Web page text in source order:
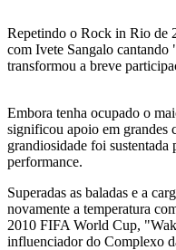
Repetindo o Rock in Rio de
com Ivete Sangalo
transformou a breve
Embora tenha ocupado o
significou apoio em grandes
grandiosidade foi sustentada
performance.
Superadas as baladas e a
novamente a temperatura
2010 FIFA World Cup,
influenciador do Complexo